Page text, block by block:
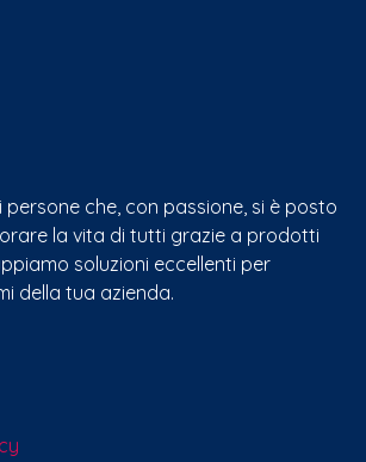
persone che, con passione, si è posto
la vita di tutti grazie a prodotti
soluzioni eccellenti per
della tua azienda.